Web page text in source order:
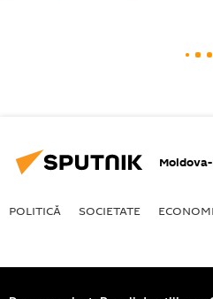
POLITICĂ SOCIETATE